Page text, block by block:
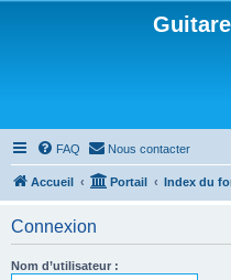
FAQ Nous contacter
Accueil Portail Index du
Connexion
Nom d’utilisateur :